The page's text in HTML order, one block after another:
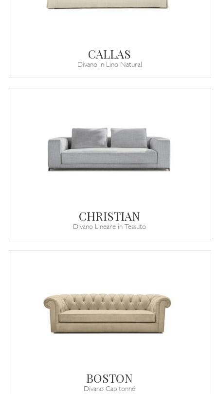
CALLAS
Divano in Lino Natural
CHRISTIAN
Divano Lineare in Tessuto
BOSTON
Divano Capitonné